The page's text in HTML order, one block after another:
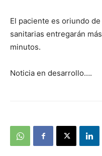
El paciente es oriundo
sanitarias entregarán
minutos.
Noticia en desarrollo….